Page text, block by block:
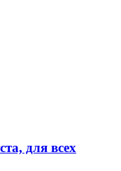
для всех